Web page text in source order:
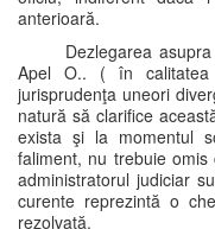
anterioară.
Dezlegarea
Apel O.. ( în calitatea
jurisprudenţa uneori
natură să clarifice
exista şi la momentul
faliment, nu trebuie
administratorul judiciar
curente reprezintă o
rezolvată.